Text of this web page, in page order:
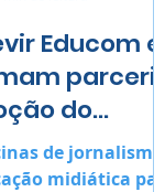
Educom e
parceria
do
Rede”
de jornalismo,
midiática para